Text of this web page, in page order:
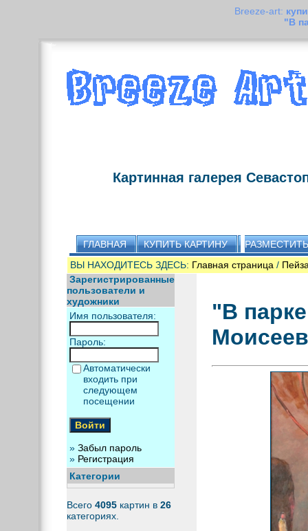
Breeze-art:
"В
Картинная галерея
ГЛАВНАЯ КУПИТЬ КАРТИНУ
ВЫ НАХОДИТЕСЬ ЗДЕСЬ: Главная страница /
Зарегистрированные
пользователи и
художники
Имя пользователя:
Пароль:
Автоматически
входить при
следующем
посещении
» Забыл пароль
» Регистрация
Категории
Всего 4095картин в 26
категориях.
"В